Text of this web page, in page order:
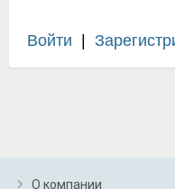
Войти
О компании